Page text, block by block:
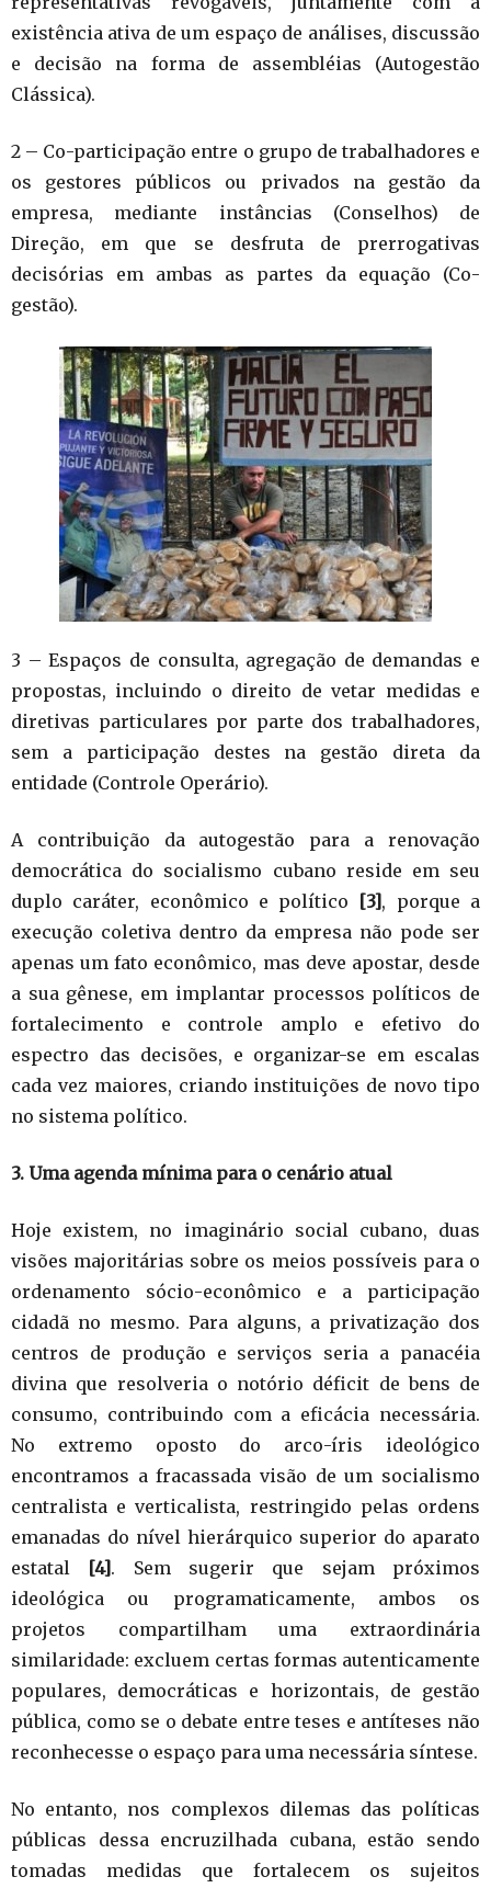
existência ativa de um espaço de análises, discussão
e decisão na forma de assembléias (Autogestão
Clássica).
2 – Co-participação entre o grupo de trabalhadores e
os gestores públicos ou privados na gestão da
empresa, mediante instâncias (Conselhos) de
Direção, em que se desfruta de prerrogativas
decisórias em ambas as partes da equação (Co-
gestão).
3 – Espaços de consulta, agregação de demandas e
propostas, incluindo o direito de vetar medidas e
diretivas particulares por parte dos trabalhadores,
sem a participação destes na gestão direta da
entidade (Controle Operário).
A contribuição da autogestão para a renovação
democrática do socialismo cubano reside em seu
duplo caráter, econômico e político [3], porque a
execução coletiva dentro da empresa não pode ser
apenas um fato econômico, mas deve apostar, desde
a sua gênese, em implantar processos políticos de
fortalecimento e controle amplo e efetivo do
espectro das decisões, e organizar-se em escalas
cada vez maiores, criando instituições de novo tipo
no sistema político.
3. Uma agenda mínima para o cenário atual
Hoje existem, no imaginário social cubano, duas
visões majoritárias sobre os meios possíveis para o
ordenamento sócio-econômico e a participação
cidadã no mesmo. Para alguns, a privatização dos
centros de produção e serviços seria a panacéia
divina que resolveria o notório déficit de bens de
consumo, contribuindo com a eficácia necessária.
No extremo oposto do arco-íris ideológico
encontramos a fracassada visão de um socialismo
centralista e verticalista, restringido pelas ordens
emanadas do nível hierárquico superior do aparato
estatal [4]. Sem sugerir que sejam próximos
ideológica ou programaticamente, ambos os
projetos compartilham uma extraordinária
similaridade: excluem certas formas autenticamente
populares, democráticas e horizontais, de gestão
pública, como se o debate entre teses e antíteses não
reconhecesse o espaço para uma necessária síntese.
No entanto, nos complexos dilemas das políticas
públicas dessa encruzilhada cubana, estão sendo
tomadas medidas que fortalecem os sujeitos